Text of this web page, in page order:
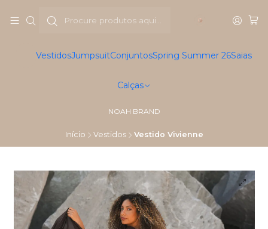
VestidosJumpsuitConjuntosSpring Summer 26Saias
Calças
NOAH BRAND
Início Vestidos Vestido Vivienne